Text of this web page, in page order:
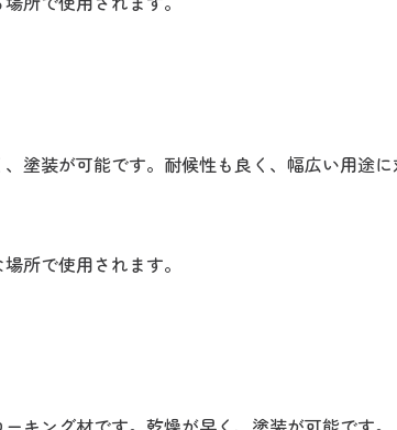
塗装が可能です。耐候性も良く、幅広い用途に
所で使用されます。